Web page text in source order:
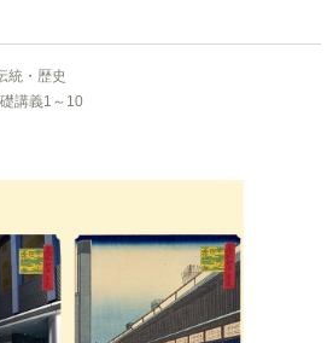
統・歴史
講義1～10